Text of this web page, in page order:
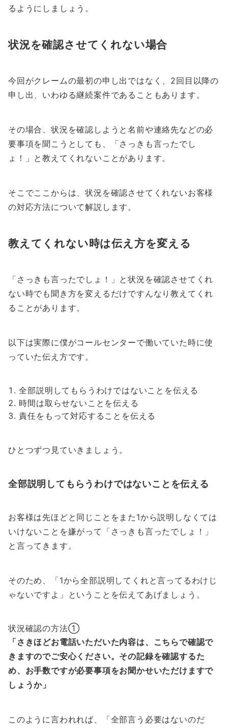
るようにしましょう。
状況を確認させてくれない場合
今回がクレームの最初の申し出ではなく、2回目以降の
申し出、いわゆる継続案件であることもあります。
その場合、状況を確認しようと名前や連絡先などの必
要事項を聞こうとしても、「さっきも言ったでし
ょ！」と教えてくれないことがあります。
そこでここからは、状況を確認させてくれないお客様
の対応方法について解説します。
教えてくれない時は伝え方を変える
「さっきも言ったでしょ！」と状況を確認させてくれ
ない時でも聞き方を変えるだけですんなり教えてくれ
ることがあります。
以下は実際に僕がコールセンターで働いていた時に使
っていた伝え方です。
全部説明してもらうわけではないことを伝える
時間は取らせないことを伝える
責任をもって対応することを伝える
ひとつずつ見ていきましょう。
全部説明してもらうわけではないことを伝える
お客様は先ほどと同じことをまた1から説明しなくては
いけないことを嫌がって「さっきも言ったでしょ！」
と言ってきます。
そのため、
「1から全部説明してくれと言ってるわけじ
ゃないですよ」 ということを伝えてあげましょう。
状況確認の方法①
「さきほどお電話いただいた内容は、
こちらで確認で
きますのでご安心ください。 その記録を確認するた
め、お手数ですが必要事項をお聞かせいただけますで
しょうか」
このように言われれば、「全部言う必要はないのだ